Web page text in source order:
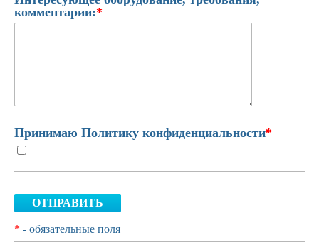
комментарии:*
Принимаю Политику конфиденциальности*
ОТПРАВИТЬ
* - обязательные поля